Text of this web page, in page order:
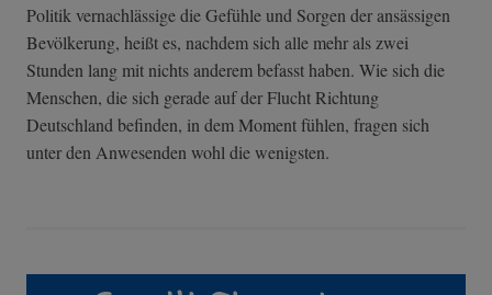
Politik vernachlässige die Gefühle und Sorgen der ansässigen
Bevölkerung, heißt es, nachdem sich alle mehr als zwei
Stunden lang mit nichts anderem befasst haben. Wie sich die
Menschen, die sich gerade auf der Flucht Richtung
Deutschland befinden, in dem Moment fühlen, fragen sich
unter den Anwesenden wohl die wenigsten.